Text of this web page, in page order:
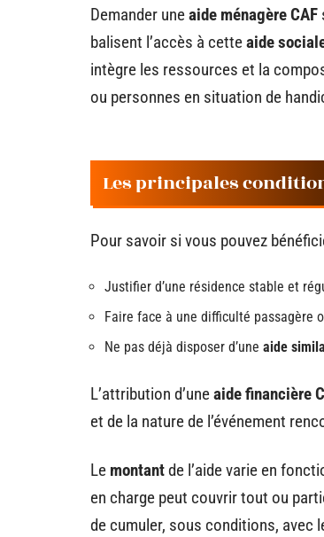
Demander uneaide ménagère CAF
balisent l’accès à cetteaide
intègre les ressources et la
ou personnes en situation de
Les principales
Pour savoir si vous pouvez
Justifier d’une résidence stable et
Faire face à une difficulté passagère
Ne pas déjà disposer d’une aide
L’attribution d’uneaide financière
et de la nature de l’événement
Le montantde l’aide varie en
en charge peut couvrir tout ou
de cumuler, sous conditions, avec